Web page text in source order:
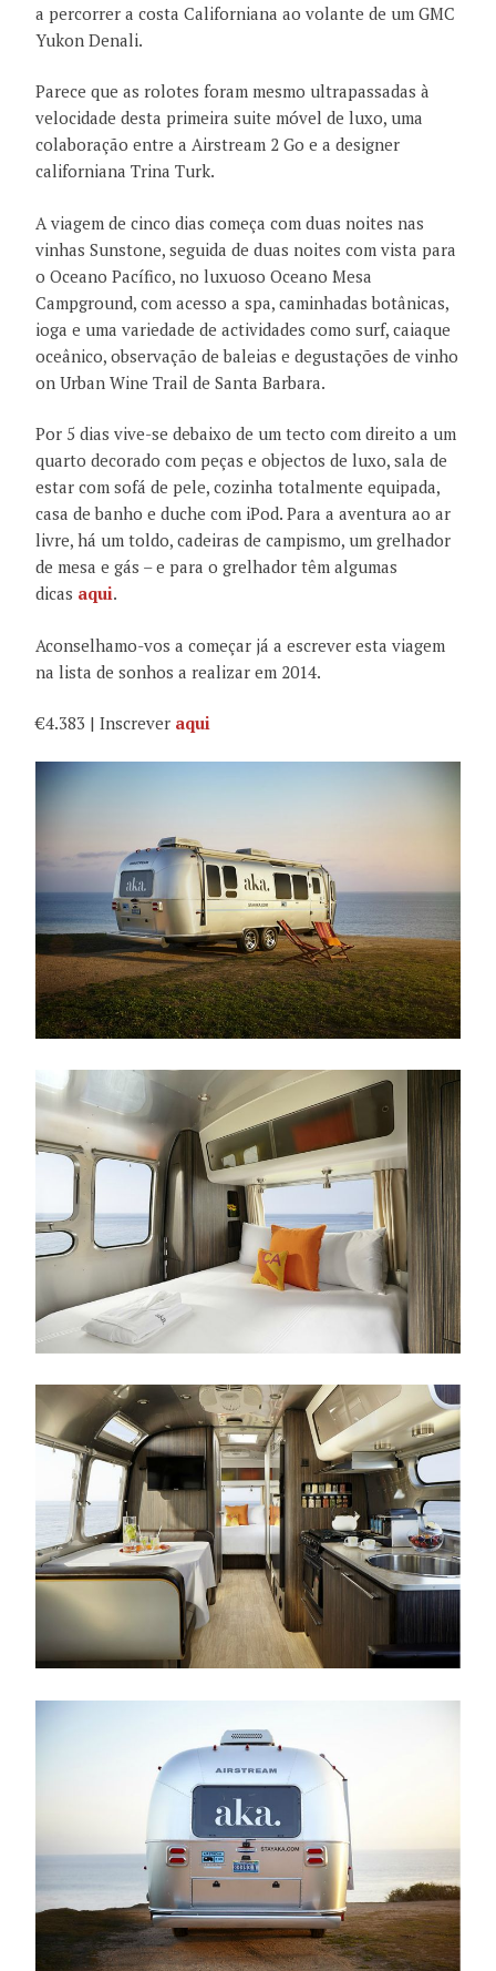
a percorrer a costa Californiana ao volante de um GMC
Yukon Denali.
Parece que as rolotes foram mesmo ultrapassadas à
velocidade desta primeira suite móvel de luxo, uma
colaboração entre a Airstream 2 Go e a designer
californiana Trina Turk.
A viagem de cinco dias começa com duas noites nas
vinhas Sunstone, seguida de duas noites com vista para
o Oceano Pacífico, no luxuoso Oceano Mesa
Campground, com acesso a spa, caminhadas botânicas,
ioga e uma variedade de actividades como surf, caiaque
oceânico, observação de baleias e degustações de vinho
on Urban Wine Trail de Santa Barbara.
Por 5 dias vive-se debaixo de um tecto com direito a um
quarto decorado com peças e objectos de luxo, sala de
estar com sofá de pele, cozinha totalmente equipada,
casa de banho e duche com iPod. Para a aventura ao ar
livre, há um toldo, cadeiras de campismo, um grelhador
de mesa e gás – e para o grelhador têm algumas
dicas aqui.
Aconselhamo-vos a começar já a escrever esta viagem
na lista de sonhos a realizar em 2014.
€4.383 | Inscrever aqui